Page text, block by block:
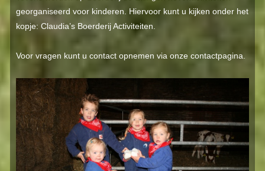
georganiseerd voor kinderen. Hiervoor kunt u kijken onder het
kopje: Claudia’s Boerderij Activiteiten.
Voor vragen kunt u contact opnemen via onze contactpagina.